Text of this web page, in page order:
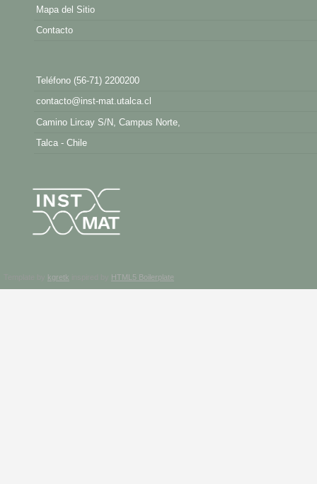
Mapa del Sitio
Contacto
Teléfono (56-71) 2200200
contacto@inst-mat.utalca.cl
Camino Lircay S/N, Campus Norte,
Talca - Chile
kgretk HTML5 Boilerplate